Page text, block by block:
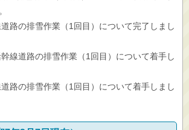
路の排雪作業（1回目）について完了しまし
線道路の排雪作業（1回目）について着手し
路の排雪作業（1回目）について着手しまし